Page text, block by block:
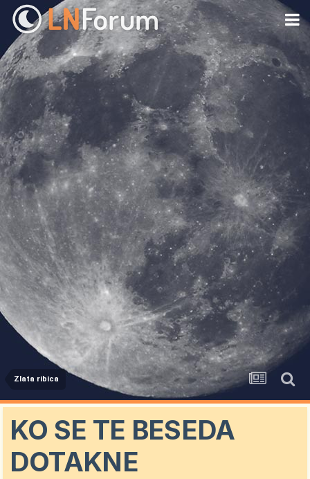
Zlata ribica
KO SE TE BESEDA
DOTAKNE